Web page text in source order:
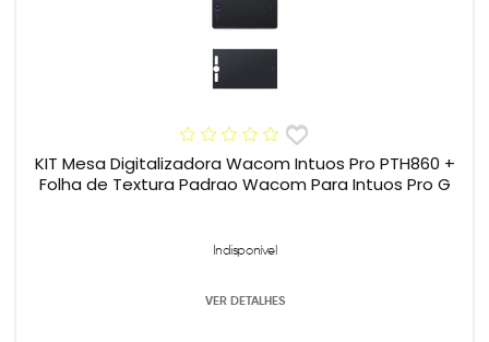
KIT Mesa Digitalizadora Wacom Intuos Pro PTH860 +
Folha de Textura Padrao Wacom Para Intuos Pro G
Indisponível
VER DETALHES